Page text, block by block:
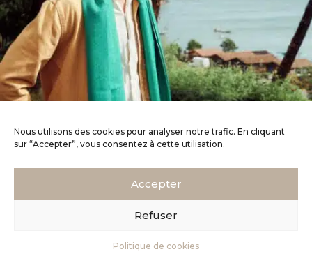
Nous utilisons des cookies pour analyser notre trafic. En cliquant
sur “Accepter”, vous consentez à cette utilisation.
Accepter
Refuser
Politique de cookies
SITE RÉALISÉ PARSTÉPHANIE ANTOINE